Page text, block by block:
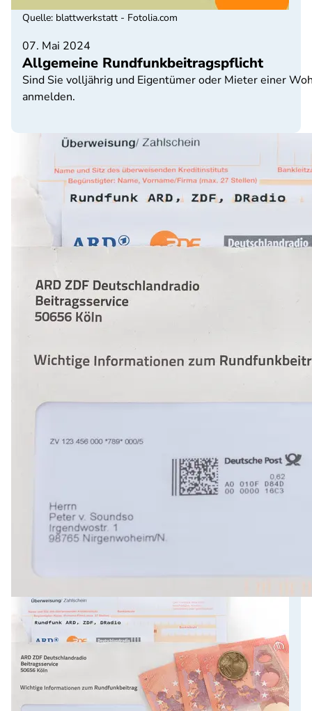
07. Mai 2024
Allgemeine Rundfunkbeitragspflicht
Sind Sie volljährig und Eigentümer oder Mieter einer
anmelden.
Quelle: blattwerkstatt - Fotolia.com